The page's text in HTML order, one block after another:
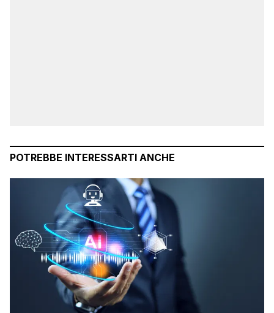
POTREBBE INTERESSARTI ANCHE